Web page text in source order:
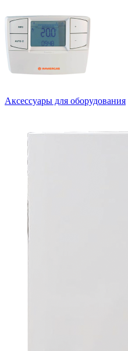
Аксессуары для оборудования